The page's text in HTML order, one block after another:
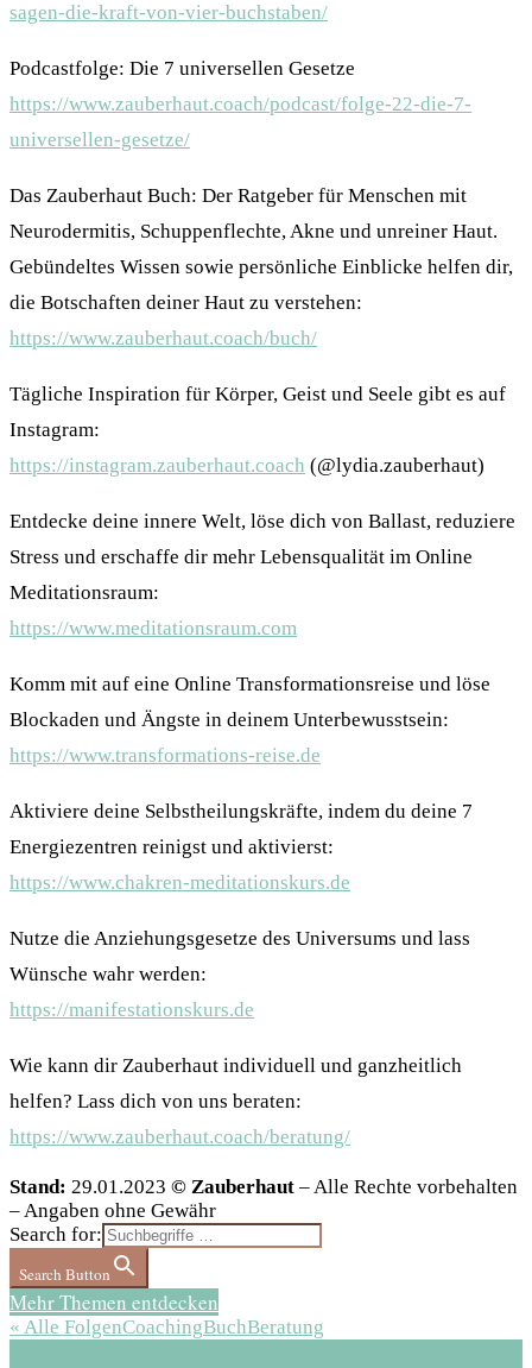
sagen-die-kraft-von-vier-buchstaben/
Podcastfolge: Die 7 universellen Gesetze
https://www.zauberhaut.coach/podcast/folge-22-die-7-
universellen-gesetze/
Das Zauberhaut Buch: Der Ratgeber für Menschen mit
Neurodermitis, Schuppenflechte, Akne und unreiner Haut.
Gebündeltes Wissen sowie persönliche Einblicke helfen dir,
die Botschaften deiner Haut zu verstehen:
https://www.zauberhaut.coach/buch/
Tägliche Inspiration für Körper, Geist und Seele gibt es auf
Instagram:
https://instagram.zauberhaut.coach (@lydia.zauberhaut)
Entdecke deine innere Welt, löse dich von Ballast, reduziere
Stress und erschaffe dir mehr Lebensqualität im Online
Meditationsraum:
https://www.meditationsraum.com
Komm mit auf eine Online Transformationsreise und löse
Blockaden und Ängste in deinem Unterbewusstsein:
https://www.transformations-reise.de
Aktiviere deine Selbstheilungskräfte, indem du deine 7
Energiezentren reinigst und aktivierst:
https://www.chakren-meditationskurs.de
Nutze die Anziehungsgesetze des Universums und lass
Wünsche wahr werden:
https://manifestationskurs.de
Wie kann dir Zauberhaut individuell und ganzheitlich
helfen? Lass dich von uns beraten:
https://www.zauberhaut.coach/beratung/
Stand: 29.01.2023 © Zauberhaut – Alle Rechte vorbehalten
– Angaben ohne Gewähr
Search for:
Search Button
Mehr Themen entdecken
« Alle FolgenCoachingBuchBeratung